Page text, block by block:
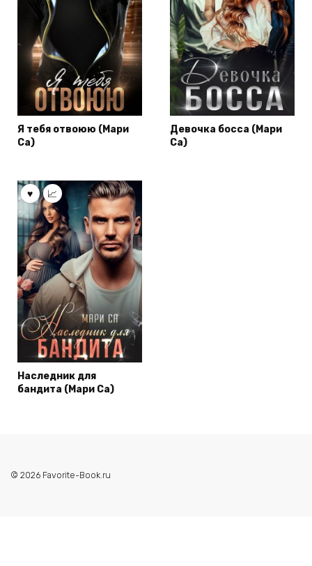
Я тебя отвоюю (Мари
Са)
Девочка босса (Мари
Са)
Наследник для
бандита (Мари Са)
© 2026 Favorite-Book.ru